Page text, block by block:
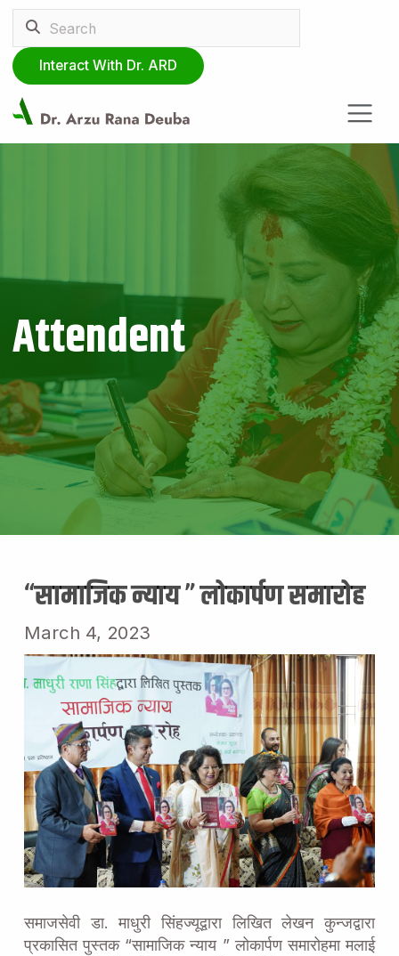
Interact With Dr. ARD
Attendent
“सामाजिक न्याय ” लोकार्पण समारोह
March 4, 2023
समाजसेवी डा. माधुरी सिंहज्यूद्वारा लिखित लेखन कुन्जद्वारा
प्रकासित पुस्तक “सामाजिक न्याय ” लोकार्पण समारोहमा मलाई